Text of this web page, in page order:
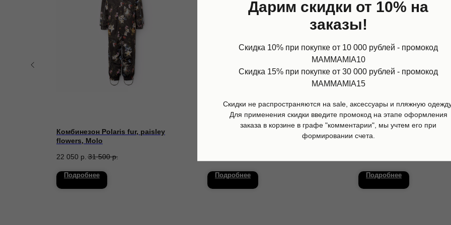
Комбинезон Polaris fur, paisley
flowers, Molo
22 050 р. 31 500 р.
Подробнее
Варежки Cheetah Leopard, WeeDo
Подробнее
Костюм Pearson+Harlie,
Molo
Подробнее
Дарим скидки от 10% на
заказы!
Скидка 10% при покупке от 10 000 рублей - промокод
MAMMAMIA10
Скидка 15% при покупке от 30 000 рублей - промокод
MAMMAMIA15
Скидки не распространяются на sale, аксессуары и пляжную
Для применения скидки введите промокод на этапе оформления
заказа в корзине в графе "комментарии", мы учтем его при
формировании счета.